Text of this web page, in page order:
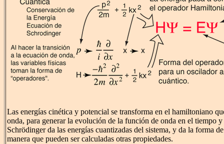
Las energías cinética y potencial se transforma en el hamiltoniano
onda, para generar la evolución de la función de onda en el tiempo
Schrödinger da las energías cuantizadas del sistema, y da la forma
manera que pueden ser calculadas otras propiedades.